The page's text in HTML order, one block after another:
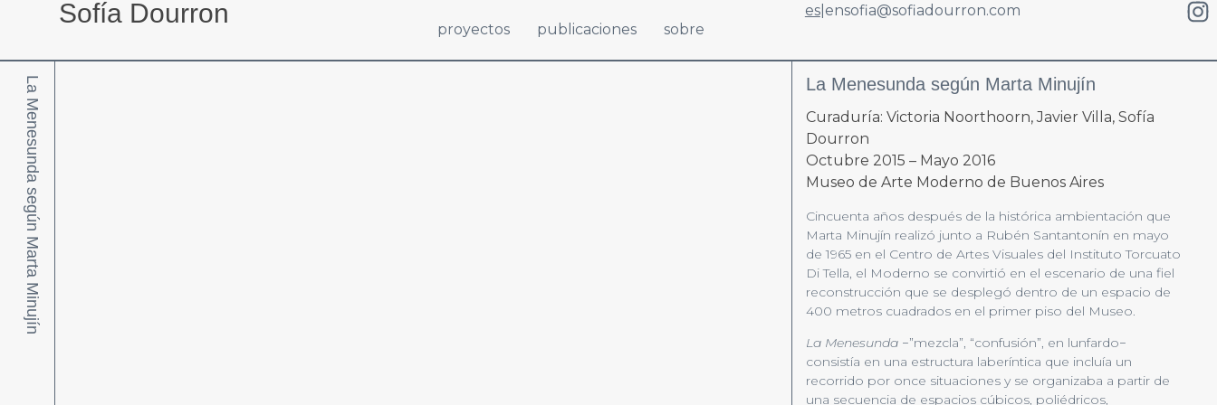
Sofía Dourron
proyectos publicaciones sobre
es| ensofia@sofiadourron.com
La Menesunda según Marta Minujín La Menesunda según Marta Minujín
Curaduría: Victoria Noorthoorn, Javier Villa, Sofía
Dourron
Octubre 2015 – Mayo 2016
Museo de Arte Moderno de Buenos Aires
Cincuenta años después de la histórica ambientación que
Marta Minujín realizó junto a Rubén Santantonín en mayo
de 1965 en el Centro de Artes Visuales del Instituto Torcuato
Di Tella, el Moderno se convirtió en el escenario de una fiel
reconstrucción que se desplegó dentro de un espacio de
400 metros cuadrados en el primer piso del Museo.
La Menesunda−”mezcla”, “confusión”, en lunfardo−
consistía en una estructura laberíntica que incluía un
recorrido por once situaciones y se organizaba a partir de
una secuencia de espacios cúbicos, poliédricos,